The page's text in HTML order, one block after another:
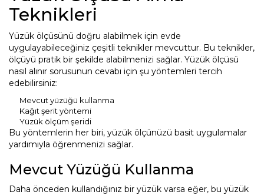
Teknikleri
Yüzük ölçüsünü doğru alabilmek için evde
uygulayabileceğiniz çeşitli teknikler mevcuttur. Bu teknikler,
ölçüyü pratik bir şekilde alabilmenizi sağlar. Yüzük ölçüsü
nasıl alınır sorusunun cevabı için şu yöntemleri tercih
edebilirsiniz:
Mevcut yüzüğü kullanma
Kağıt şerit yöntemi
Yüzük ölçüm şeridi
Bu yöntemlerin her biri, yüzük ölçünüzü basit uygulamalar
yardımıyla öğrenmenizi sağlar.
Mevcut Yüzüğü Kullanma
Daha önceden kullandığınız bir yüzük varsa eğer, bu yüzük